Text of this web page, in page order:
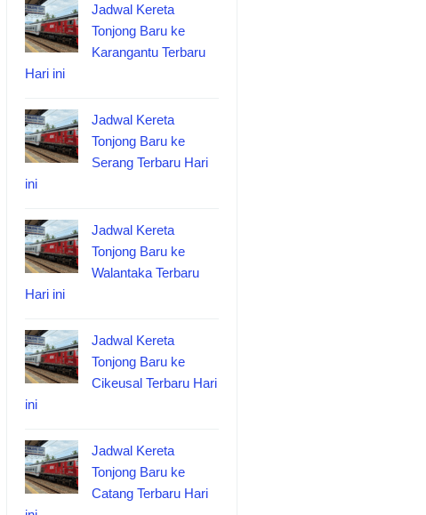
Jadwal Kereta
Tonjong Baru ke
Karangantu Terbaru
Hari ini
Jadwal Kereta
Tonjong Baru ke
Serang Terbaru Hari
ini
Jadwal Kereta
Tonjong Baru ke
Walantaka Terbaru
Hari ini
Jadwal Kereta
Tonjong Baru ke
Cikeusal Terbaru Hari
ini
Jadwal Kereta
Tonjong Baru ke
Catang Terbaru Hari